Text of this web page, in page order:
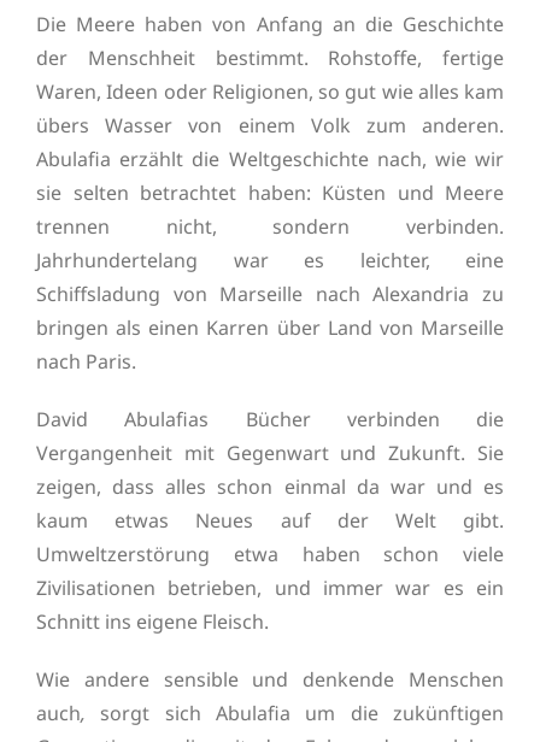
Die Meere haben von Anfang an die Geschichte
der Menschheit bestimmt. Rohstoffe, fertige
Waren, Ideen oder Religionen, so gut wie alles kam
übers Wasser von einem Volk zum anderen.
Abulafia erzählt die Weltgeschichte nach, wie wir
sie selten betrachtet haben: Küsten und Meere
trennen nicht, sondern verbinden.
Jahrhundertelang war es leichter, eine
Schiffsladung von Marseille nach Alexandria zu
bringen als einen Karren über Land von Marseille
nach Paris.
David Abulafias Bücher verbinden die
Vergangenheit mit Gegenwart und Zukunft. Sie
zeigen, dass alles schon einmal da war und es
kaum etwas Neues auf der Welt gibt.
Umweltzerstörung etwa haben schon viele
Zivilisationen betrieben, und immer war es ein
Schnitt ins eigene Fleisch.
Wie andere sensible und denkende Menschen
auch, sorgt sich Abulafia um die zukünftigen